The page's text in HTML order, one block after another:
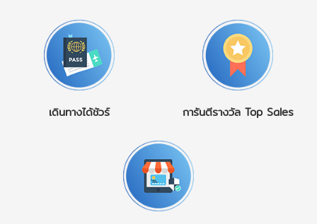
เดินทางได้ชัวร์ การันตีรางวัล Top Sales